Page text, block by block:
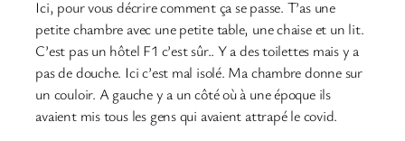
Ici, pour vous décrire comment ça se passe. T’as une
petite chambre avec une petite table, une chaise et un lit.
C’est pas un hôtel F1 c’est sûr.. Y a des toilettes mais y a
pas de douche. Ici c’est mal isolé. Ma chambre donne sur
un couloir. A gauche y a un côté où à une époque ils
avaient mis tous les gens qui avaient attrapé le covid.